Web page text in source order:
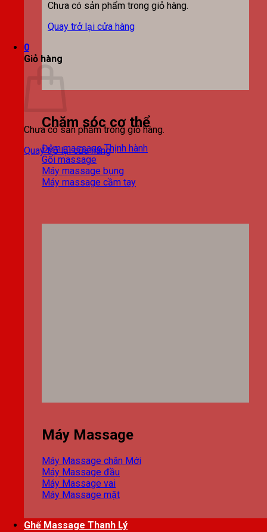
Chưa có sản phẩm trong giỏ hàng.
Quay trở lại cửa hàng
0
Giỏ hàng
Chưa có sản phẩm trong giỏ hàng.
Quay trở lại cửa hàng
Chăm sóc cơ thể
Đệm massage
Gối massage
Máy massage bụng
Máy massage cầm tay
Máy Massage
Máy Massage chân
Máy Massage đầu
Máy Massage vai
Máy Massage mặt
Ghế Massage Thanh Lý